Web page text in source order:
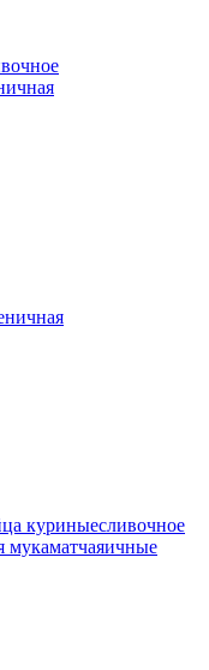
куриныесливочное
мукаматчаяичные